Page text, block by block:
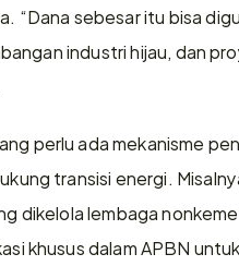
“Dana sebesar itu bisa
industri hijau, dan
perlu ada mekanisme
transisi energi.
dikelola lembaga
khusus dalam APBN